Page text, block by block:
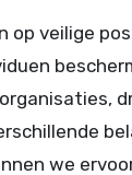
op veilige
we